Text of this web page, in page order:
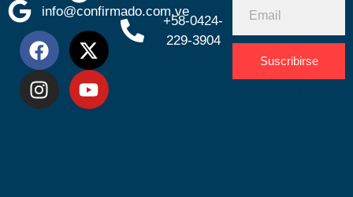
info@confirmado.com.ve
+58-0424-
229-3904
Suscribirse